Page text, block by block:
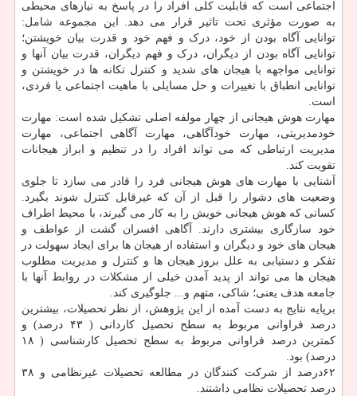
اجتماعی است که قابلیت کلی افراد را در پاسخ به نیازهای محیطی
به صورت مؤثری تحت تاثیر قرار می دهد. این مجموعه شامل:
توانایی آگاه بودن از خود، درک و فهم خود و قدرت بیان خویشتن؛
توانایی آگاه بودن از دیگران، درک و فهم دیگران، قدرت بیان آنها و
توانایی مواجهه با هیجان های شدید و کنترل تکانه ها در خویشتن و
توانایی انطباق با تغییرات و حل مسایلی با ماهیت اجتماعی یا فردی،
است.
مهارت هوش هیجانی از چهار مولفه اصلی تشکیل شده است: مهارت
خودمدیریتی، مهارت خودآگاهی، مهارت آگاهی اجتماعی، مهارت
مدیریت ارتباطی که می تواند افراد را در تنظیم و ابراز هیجانات
تقویت کند.
آشنایی با مهارت های هوش هیجانی فرد را قادر می سازد تا جلوی
وضعیت های دشوار را قبل از آن که غیرقابل کنترل شوند بگیرد.
کسانی که هوش هیجانی خویش را به کار می گیرند، با محیط اطراف
خود سازگاری بیشتری دارند. آگاهی افسران گشت از عواطف و
هیجان های خود و دیگران و استفاده از هیجان ها برای ایجاد سهولت در
تفکر و دستیابی به علل بروز هیجان ها و کنترل و مدیریت مطلوب
هیجان ها می تواند از پدید آمدن خیلی از مشکلات در روابط آنها با
جامعه هدف یعنی؛ شاکی، متهم و... جلوگیری کند.
برپایه نتایج به دست آمده از این پژوهش، از نظر تحصیلات، بیشترین
درصد فراوانی مربوط به سطح تحصیل کاردانی ( ۴۳ درصد) و
کمترین درصد فراوانی مربوط به سطح تحصیل کارشناسی ( ۱۸
درصد) بود.
۶۲درصد از شرکت کنندگان در مطالعه تحصیلات غیرنظامی و ۳۸
درصد تحصیلات نظامی داشتند.